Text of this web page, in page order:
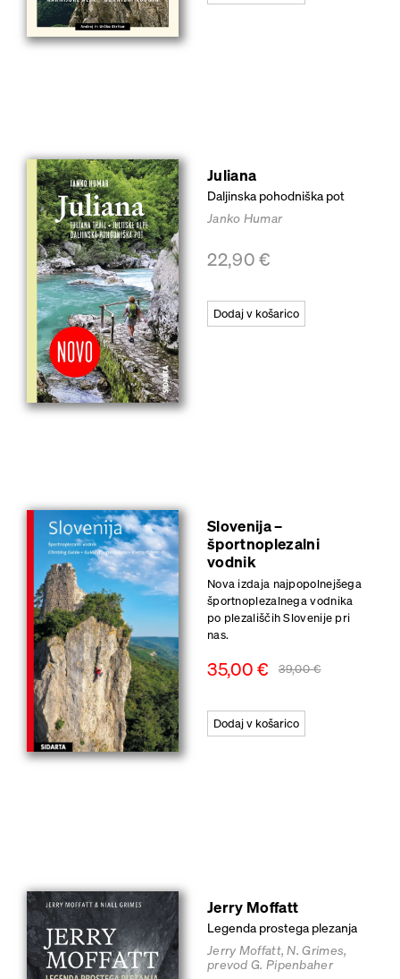
Juliana
Daljinska pohodniška pot
Janko Humar
22,90€
Dodaj v košarico
Slovenija –
športnoplezalni
vodnik
Nova izdaja najpopolnejšega
športnoplezalnega vodnika
po plezališčih Slovenije pri
nas.
39,00€
35,00€
Dodaj v košarico
Jerry Moffatt
Legenda prostega plezanja
Jerry Moffatt, N. Grimes,
prevod G. Pipenbaher